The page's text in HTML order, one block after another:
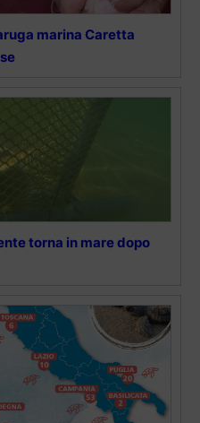
marina Caretta
torna in mare dopo